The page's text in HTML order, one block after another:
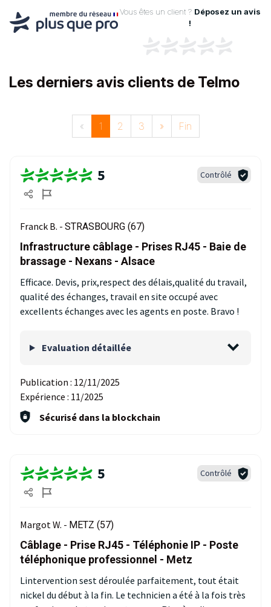
Vous êtes un client ? Déposez un avis
!
Les derniers avis clients de Telmo
« 1 2 3 » Fin
5 Contrôlé
Franck B. - STRASBOURG (67)
Infrastructure câblage - Prises RJ45 - Baie de
brassage - Nexans - Alsace
Efficace. Devis, prix,respect des délais,qualité du travail,
qualité des échanges, travail en site occupé avec
excellents échanges avec les agents en poste. Bravo !
Evaluation détaillée
Publication : 12/11/2025
Expérience : 11/2025
Sécurisé dans la blockchain
5 Contrôlé
Margot W. - METZ (57)
Câblage - Prise RJ45 - Téléphonie IP - Poste
téléphonique professionnel - Metz
Lintervention sest déroulée parfaitement, tout était
nickel du début à la fin. Le technicien a été à la fois très